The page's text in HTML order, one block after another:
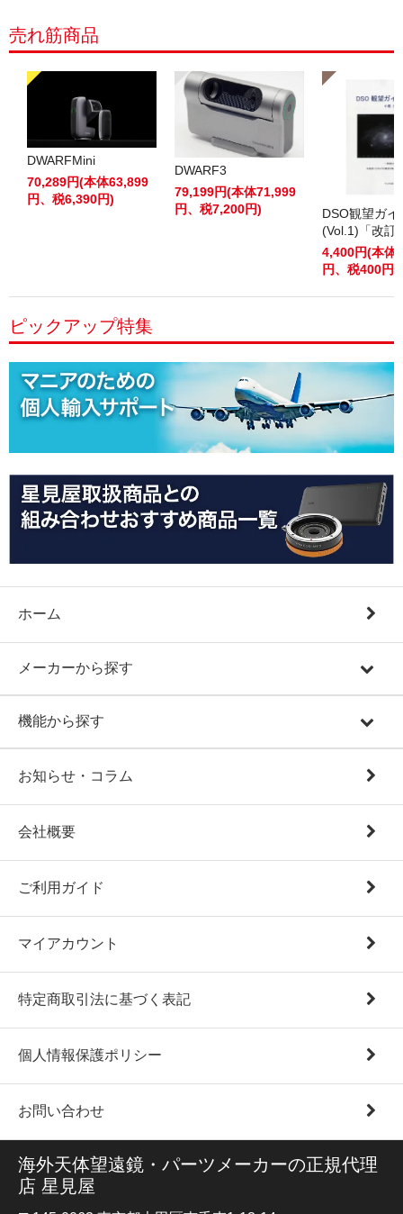
売れ筋商品
DWARFMini
70,289円(本体63,899
円、税6,390円)
DWARF3
79,199円(本体71,999
円、税7,200円)
DSO観望ガ
(Vol.1)「改訂
4,400円(本体
円、税400円)
ピックアップ特集
ホーム
メーカーから探す
機能から探す
お知らせ・コラム
会社概要
ご利用ガイド
マイアカウント
特定商取引法に基づく表記
個人情報保護ポリシー
お問い合わせ
海外天体望遠鏡・パーツメーカーの正規代理
店 星見屋